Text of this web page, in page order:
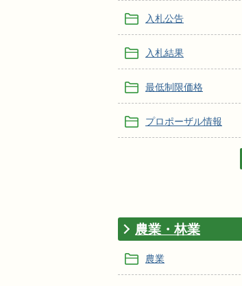
入札公告
入札結果
最低制限価格
プロポーザル情報
農業・林業
農業